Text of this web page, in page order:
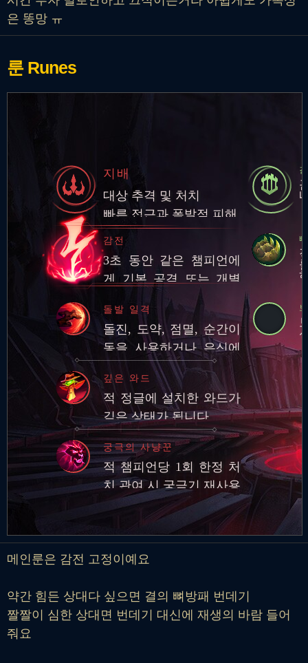
은 똥망 ㅠ
룬 Runes
지배
대상 추격 및 처치
빠른 접근과 폭발적 피해
감전
3초 동안 같은 챔피언에
게 기본 공격 또는 개별
스킬 3회를 적중시키면
추가 적응형 피해 적용
돌발 일격
돌진, 도약, 점멸, 순간이
동을 사용하거나 은신에
서 빠져나온 후 적 챔피언
에게 기본 공격과 스킬로
피해를 입히면 추…
깊은 와드
적 정글에 설치한 와드가
깊은 상태가 됩니다.
궁극의 사냥꾼
적 챔피언당 1회 한정 처
치 관여 시 궁극기 재사용
대기시간 영구 감소
메인룬은 감전 고정이예요
약간 힘든 상대다 싶으면 결의 뼈방패 번데기
짤짤이 심한 상대면 번데기 대신에 재생의 바람 들어
줘요